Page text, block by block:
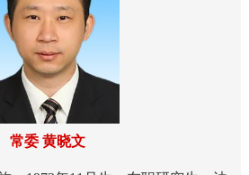
常委 黄晓文